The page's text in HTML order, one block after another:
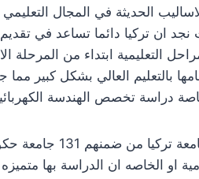
الحديثة في المجال
نجد ان تركيا دائما تساعد في
التعليمية ابتداء من المرحلة
بالتعليم العالي بشكل كبير مما
دراسة تخصص الهندسة
او الخاصه ان الدراسة بها